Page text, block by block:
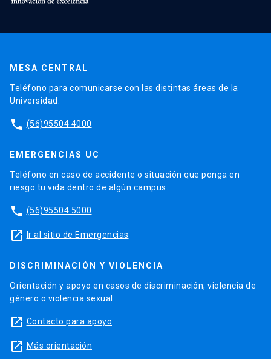
MESA CENTRAL
Teléfono para comunicarse con las distintas áreas de la
Universidad.
phone (56)95504 4000
EMERGENCIAS UC
Teléfono en caso de accidente o situación que ponga en
riesgo tu vida dentro de algún campus.
phone (56)95504 5000
launch Ir al sitio de Emergencias
DISCRIMINACIÓN Y VIOLENCIA
Orientación y apoyo en casos de discriminación, violencia de
género o violencia sexual.
launch Contacto para apoyo
launch Más orientación